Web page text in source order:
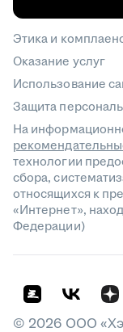
Этика и
Оказание услуг
Использование
Защита
На
технологии
сбора,
относящихся к
«Интернет»,
Федерации)
© 2026 ООО